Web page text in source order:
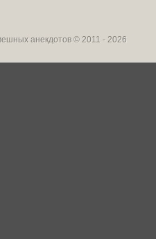
анекдотов © 2011 - 2026